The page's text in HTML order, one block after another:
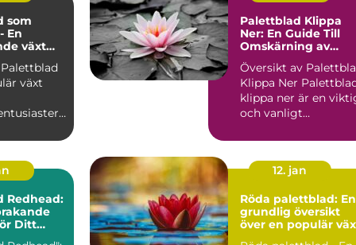
som
En
växt
växt
Dess
Palettblad Klippa
Ner: En Guide Till
Omskärning av
Växt
Översikt av
Klippa Ner Palettblad
klippa ner är en
och vanligt
trädg...
Redhead:
Ditt
12. jan
Röda palettblad: En
grundlig översikt
över en populär